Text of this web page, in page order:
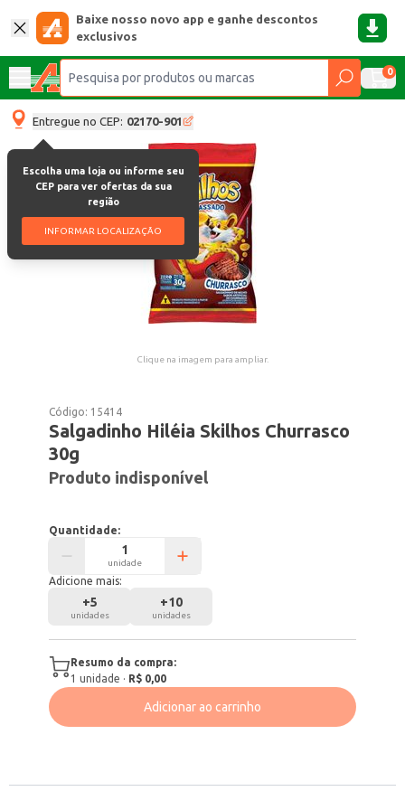
Baixe nosso novo app e ganhe descontos
exclusivos
0
Entregue no CEP: 02170-901
Escolha uma loja ou informe seu
CEP para ver ofertas da sua
região
INFORMAR LOCALIZAÇÃO
Clique na imagem para ampliar.
Código: 15414
Salgadinho Hiléia Skilhos Churrasco
30g
Produto indisponível
Quantidade:
unidade
Adicione mais:
+5
unidades
+10
unidades
Resumo da compra:
1 unidade · R$ 0,00
Adicionar ao carrinho